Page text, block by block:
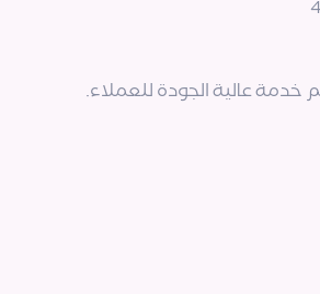
خدمة عالية الجودة للعملاء.